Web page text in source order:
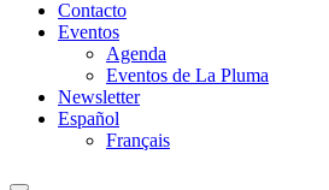
Contacto
Eventos
Agenda
Eventos de La Pluma
Newsletter
Español
Français